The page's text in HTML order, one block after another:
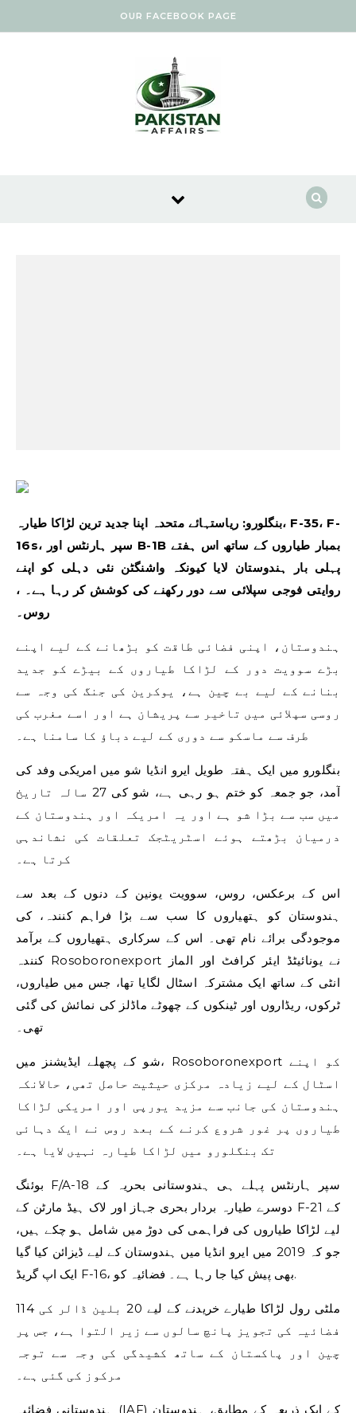
OUR FACEBOOK PAGE
بنگلورو: ریاستہائے متحدہ اپنا جدید ترین لڑاکا طیارہ، F-35، F-
16s، سپر ہارنٹس اور B-1B بمبار طیاروں کے ساتھ اس ہفتے
پہلی بار ہندوستان لایا کیونکہ واشنگٹن نئی دہلی کو اپنے
روایتی فوجی سپلائی سے دور رکھنے کی کوشش کر رہا ہے۔ ،
روس۔
ہندوستان، اپنی فضائی طاقت کو بڑھانے کے لیے اپنے
بڑے سوویت دور کے لڑاکا طیاروں کے بیڑے کو جدید
بنانے کے لیے بے چین ہے، یوکرین کی جنگ کی وجہ سے
روسی سپلائی میں تاخیر سے پریشان ہے اور اسے مغرب کی
طرف سے ماسکو سے دوری کے لیے دباؤ کا سامنا ہے۔
بنگلورو میں ایک ہفتہ طویل ایرو انڈیا شو میں امریکی وفد کی
آمد، جو جمعہ کو ختم ہو رہی ہے، شو کی 27 سالہ تاریخ
میں سب سے بڑا شو ہے اور یہ امریکہ اور ہندوستان کے
درمیان بڑھتے ہوئے اسٹریٹجک تعلقات کی نشاندہی
کرتا ہے۔
اس کے برعکس، روس، سوویت یونین کے دنوں کے بعد سے
ہندوستان کو ہتھیاروں کا سب سے بڑا فراہم کنندہ، کی
موجودگی برائے نام تھی۔ اس کے سرکاری ہتھیاروں کے برآمد
کنندہ Rosoboronexport نے یونائیٹڈ ایئر کرافٹ اور الماز
انٹی کے ساتھ ایک مشترکہ اسٹال لگایا تھا، جس میں طیاروں،
ٹرکوں، ریڈاروں اور ٹینکوں کے چھوٹے ماڈلز کی نمائش کی گئی
تھی۔
شو کے پچھلے ایڈیشنز میں، Rosoboronexport کو اپنے
اسٹال کے لیے زیادہ مرکزی حیثیت حاصل تھی، حالانکہ
ہندوستان کی جانب سے مزید یورپی اور امریکی لڑاکا
طیاروں پر غور شروع کرنے کے بعد روس نے ایک دہائی
تک بنگلورو میں لڑاکا طیارہ نہیں لایا ہے۔
بوئنگ F/A-18 سپر ہارنٹس پہلے ہی ہندوستانی بحریہ کے
دوسرے طیارہ بردار بحری جہاز اور لاک ہیڈ مارٹن کے F-21 کے
لیے لڑاکا طیاروں کی فراہمی کی دوڑ میں شامل ہو چکے ہیں،
جو کہ 2019 میں ایرو انڈیا میں ہندوستان کے لیے ڈیزائن کیا گیا
ایک اپ گریڈ F-16، بھی پیش کیا جا رہا ہے۔ فضائیہ کو.
114 ملٹی رول لڑاکا طیارے خریدنے کے لیے 20 بلین ڈالر کی
فضائیہ کی تجویز پانچ سالوں سے زیر التوا ہے، جس پر
چین اور پاکستان کے ساتھ کشیدگی کی وجہ سے توجہ
مرکوز کی گئی ہے۔
ہندوستانی فضائیہ (IAF) کے ایک ذریعہ کے مطابق، ہندوستان